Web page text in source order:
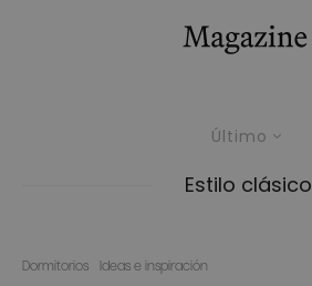
Último
Estilo clásico
Dormitorios Ideas e inspiración